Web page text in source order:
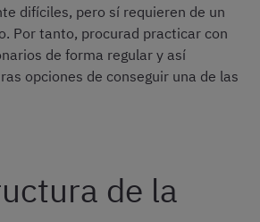
difíciles, pero sí requieren de un
Por tanto, procurad practicar con
de forma regular y así
opciones de conseguir una de las
de la